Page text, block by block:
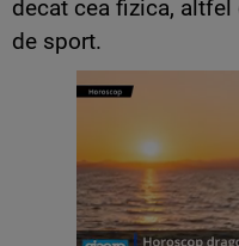
decat cea fizica,
de sport.